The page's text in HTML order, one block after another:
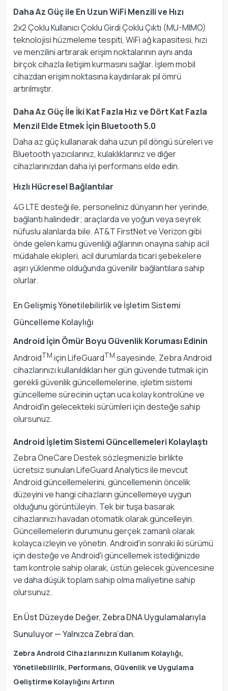
Daha Az Güç ile En Uzun WiFi Menzili ve Hızı
2x2 Çoklu Kullanıcı Çoklu Girdi Çoklu Çıktı (MU-MIMO)
teknolojisi hüzmeleme tespiti, WiFi ağ kapasitesi, hızı
ve menzilini artırarak erişim noktalarının aynı anda
birçok cihazla iletişim kurmasını sağlar. İşlem mobil
cihazdan erişim noktasına kaydırılarak pil ömrü
artırılmıştır.
Daha Az Güç İle İki Kat Fazla Hız ve Dört Kat Fazla
Menzil Elde Etmek İçin Bluetooth 5.0
Daha az güç kullanarak daha uzun pil döngü süreleri ve
Bluetooth yazıcılarınız, kulaklıklarınız ve diğer
cihazlarınızdan daha iyi performans elde edin.
Hızlı Hücresel Bağlantılar
4G LTE desteği ile, personeliniz dünyanın her yerinde,
bağlantı halindedir; araçlarda ve yoğun veya seyrek
nüfuslu alanlarda bile. AT&T FirstNet ve Verizon gibi
önde gelen kamu güvenliği ağlarının onayına sahip acil
müdahale ekipleri, acil durumlarda ticari şebekelere
aşırı yüklenme olduğunda güvenilir bağlantılara sahip
olurlar.
En Gelişmiş Yönetilebilirlik ve İşletim Sistemi
Güncelleme Kolaylığı
Android İçin Ömür Boyu Güvenlik Koruması Edinin
AndroidTM için LifeGuardTM sayesinde, Zebra Android
cihazlarınızı kullanıldıkları her gün güvende tutmak için
gerekli güvenlik güncellemelerine, işletim sistemi
güncelleme sürecinin uçtan uca kolay kontrolüne ve
Android'in gelecekteki sürümleri için desteğe sahip
olursunuz.
Android İşletim Sistemi Güncellemeleri Kolaylaştı
Zebra OneCare Destek sözleşmenizle birlikte
ücretsiz sunulan LifeGuard Analytics ile mevcut
Android güncellemelerini, güncellemenin öncelik
düzeyini ve hangi cihazların güncellemeye uygun
olduğunu görüntüleyin. Tek bir tuşa basarak
cihazlarınızı havadan otomatik olarak güncelleyin.
Güncellemelerin durumunu gerçek zamanlı olarak
kolayca izleyin ve yönetin. Android'in sonraki iki sürümü
için desteğe ve Android'i güncellemek istediğinizde
tam kontrole sahip olarak, üstün gelecek güvencesine
ve daha düşük toplam sahip olma maliyetine sahip
olursunuz.
En Üst Düzeyde Değer, Zebra DNA Uygulamalarıyla
Sunuluyor — Yalnızca Zebra’dan.
Zebra Android Cihazlarınızın Kullanım Kolaylığı,
Yönetilebilirlik, Performans, Güvenlik ve Uygulama
Geliştirme Kolaylığını Artırın